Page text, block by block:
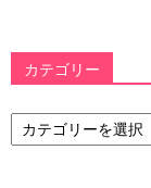
カテゴリー
カ
テ